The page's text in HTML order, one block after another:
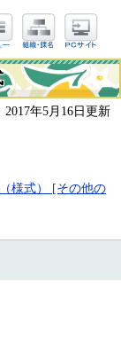
年5月16日更新
様式） [その他の